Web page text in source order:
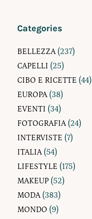
Categories
BELLEZZA(237)
CAPELLI (25)
CIBO E RICETTE (44)
EUROPA(38)
EVENTI (34)
FOTOGRAFIA(24)
INTERVISTE (7)
ITALIA(54)
LIFESTYLE (175)
MAKEUP (52)
MODA(383)
MONDO (9)